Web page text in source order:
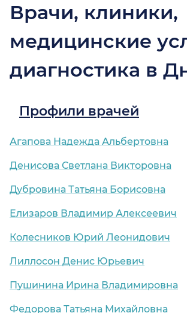
Врачи, клиники,
медицинские
диагностика в
Профили врачей
Агапова Надежда Альбертовна
Денисова Светлана Викторовна
Дубровина Татьяна Борисовна
Елизаров Владимир Алексеевич
Колесников Юрий Леонидович
Лиллосон Денис Юрьевич
Пушинина Ирина Владимировна
Федорова Татьяна Михайловна